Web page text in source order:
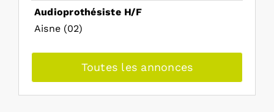
Audioprothésiste H/F
Aisne (02)
Toutes les annonces